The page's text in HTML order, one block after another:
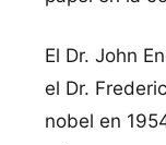
El Dr. John
el Dr.
nobel en